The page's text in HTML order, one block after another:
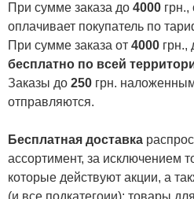
При сумме заказа до 4000 грн.,
оплачивает покупатель по
При сумме заказа от 4000 грн.,
бесплатно по всей
Заказы до 250 грн.
отправляются.
Бесплатная доставка
ассортимент, за исключением
которые действуют акции, а